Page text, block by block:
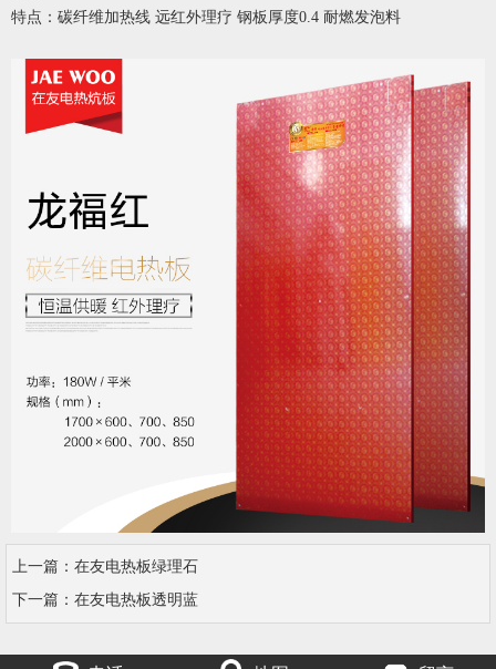
特点：碳纤维加热线 远红外理疗 钢板厚度0.4 耐燃发泡料
上一篇： 在友电热板绿理石
下一篇： 在友电热板透明蓝